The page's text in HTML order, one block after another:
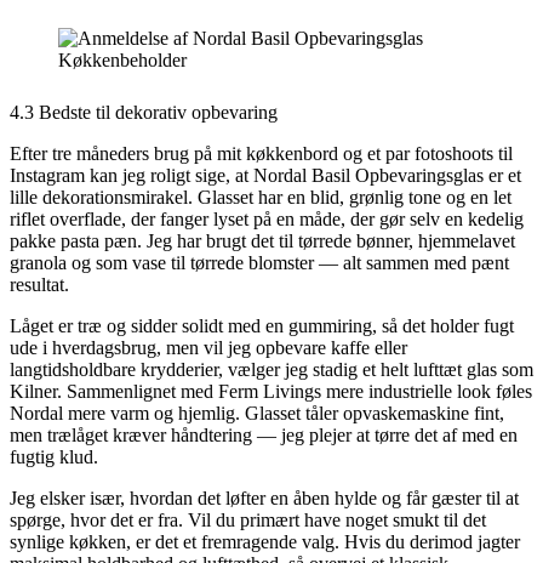
4.3 Bedste til dekorativ opbevaring
Efter tre måneders brug på mit køkkenbord og et par fotoshoots til
Instagram kan jeg roligt sige, at Nordal Basil Opbevaringsglas er et
lille dekorationsmirakel. Glasset har en blid, grønlig tone og en let
riflet overflade, der fanger lyset på en måde, der gør selv en kedelig
pakke pasta pæn. Jeg har brugt det til tørrede bønner, hjemmelavet
granola og som vase til tørrede blomster — alt sammen med pænt
resultat.
Låget er træ og sidder solidt med en gummiring, så det holder fugt
ude i hverdagsbrug, men vil jeg opbevare kaffe eller
langtidsholdbare krydderier, vælger jeg stadig et helt lufttæt glas som
Kilner. Sammenlignet med Ferm Livings mere industrielle look føles
Nordal mere varm og hjemlig. Glasset tåler opvaskemaskine fint,
men trælåget kræver håndtering — jeg plejer at tørre det af med en
fugtig klud.
Jeg elsker især, hvordan det løfter en åben hylde og får gæster til at
spørge, hvor det er fra. Vil du primært have noget smukt til det
synlige køkken, er det et fremragende valg. Hvis du derimod jagter